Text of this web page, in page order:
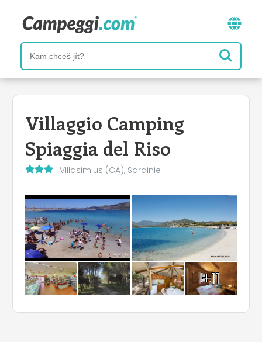
Villaggio Camping
Spiaggia del Riso
Villasimius (CA), Sardinie
+11